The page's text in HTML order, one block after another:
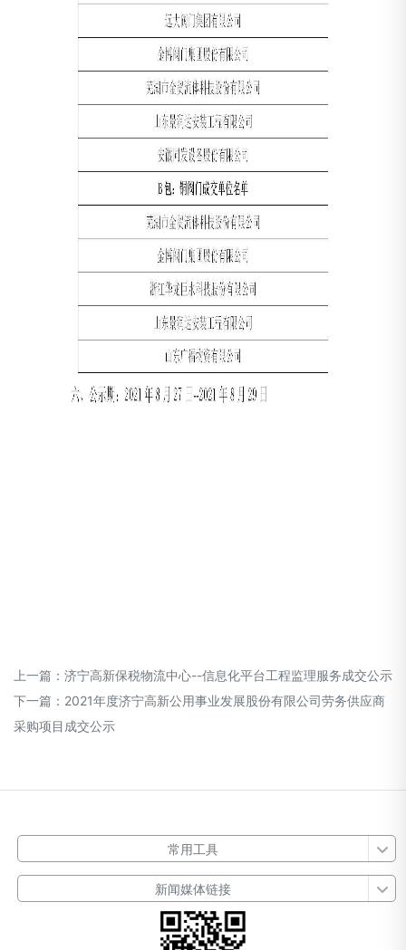
上一篇： 济宁高新保税物流中心--信息化平台工程监理服务成交公示
下一篇： 2021年度济宁高新公用事业发展股份有限公司劳务供应商
采购项目成交公示
常用工具
新闻媒体链接